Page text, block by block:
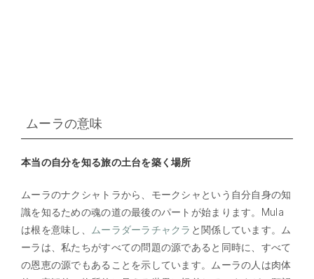
ムーラの意味
本当の自分を知る旅の土台を築く場所
ムーラのナクシャトラから、モークシャという自分自身の知
識を知るための魂の道の最後のパートが始まります。Mula
は根を意味し、
ムーラダーラチャクラ と関係しています。ム
ーラは、私たちがすべての問題の源であると同時に、すべて
の恩恵の源でもあることを示しています。ムーラの人は肉体